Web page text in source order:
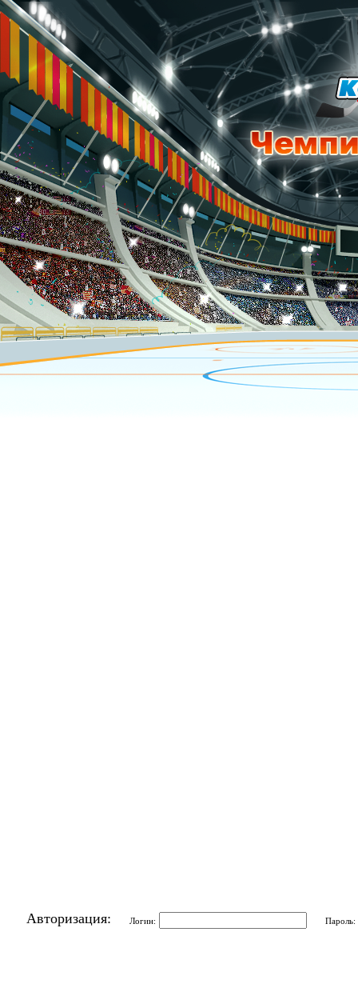
Авторизация: Логин: Пароль: